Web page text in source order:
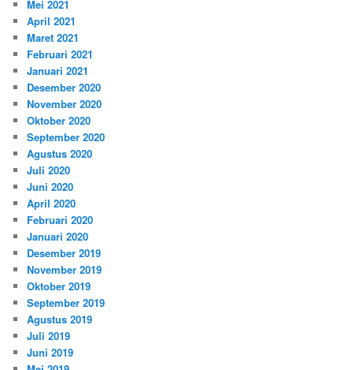
Mei 2021
April 2021
Maret 2021
Februari 2021
Januari 2021
Desember 2020
November 2020
Oktober 2020
September 2020
Agustus 2020
Juli 2020
Juni 2020
April 2020
Februari 2020
Januari 2020
Desember 2019
November 2019
Oktober 2019
September 2019
Agustus 2019
Juli 2019
Juni 2019